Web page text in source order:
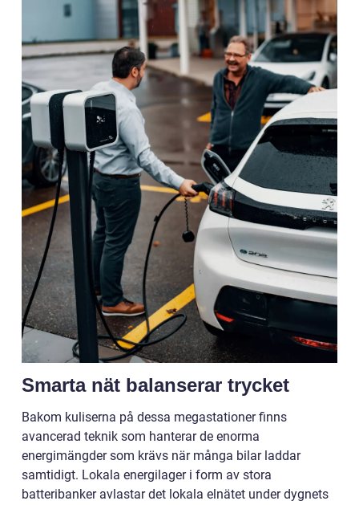
Smarta nät balanserar trycket
Bakom kuliserna på dessa megastationer finns
avancerad teknik som hanterar de enorma
energimängder som krävs när många bilar laddar
samtidigt. Lokala energilager i form av stora
batteribanker avlastar det lokala elnätet under dygnets